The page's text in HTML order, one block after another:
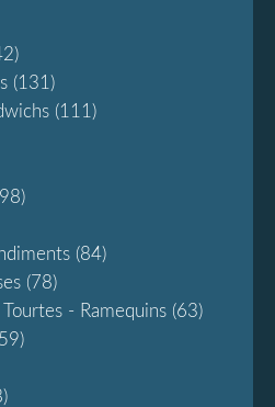
(131)
(111)
(84)
(78)
- Ramequins (63)